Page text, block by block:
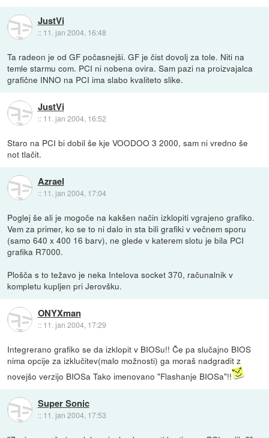
JustVi
:: 11. jan 2004, 16:48
Ta radeon je od GF počasnejši. GF je čist dovolj za tole. Niti na
temle starmu com. PCI ni nobena ovira. Sam pazi na proizvajalca
grafične INNO na PCI ima slabo kvaliteto slike.
JustVi
:: 11. jan 2004, 16:52
Staro na PCI bi dobil še kje VOODOO 3 2000, sam ni vredno še
not tlačit.
Azrael
:: 11. jan 2004, 17:04
Poglej še ali je mogoče na kakšen način izklopiti vgrajeno grafiko.
Vem za primer, ko se to ni dalo in sta bili grafiki v večnem sporu
(samo 640 x 400 16 barv), ne glede v katerem slotu je bila PCI
grafika R7000.
Plošča s to težavo je neka Intelova socket 370, računalnik v
kompletu kupljen pri Jerovšku.
ONYXman
:: 11. jan 2004, 17:29
Integrerano grafiko se da izklopit v BIOSu!! Če pa slučajno BIOS
nima opcije za izklučitev(malo možnosti) ga moraš nadgradit z
novejšo verzijo BIOSa Tako imenovano "Flashanje BIOSa"!!
Super Sonic
:: 11. jan 2004, 17:53